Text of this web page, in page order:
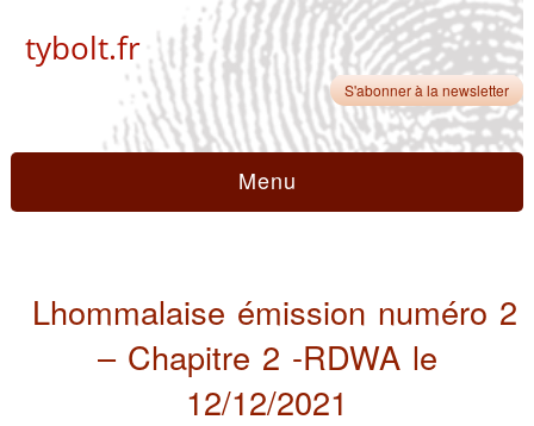
tybolt.fr
S'abonner à la newsletter
Menu
Lhommalaise émission numéro 2
– Chapitre 2 -RDWA le
12/12/2021